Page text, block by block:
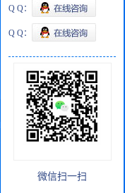
Q Q：
Q Q：
微信扫一扫